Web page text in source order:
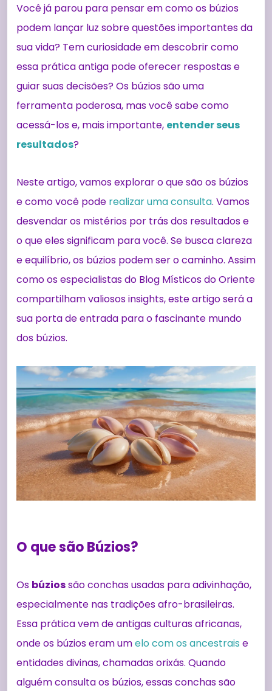
Você já parou para pensar em como os búzios
podem lançar luz sobre questões importantes da
sua vida? Tem curiosidade em descobrir como
essa prática antiga pode oferecer respostas e
guiar suas decisões? Os búzios são uma
ferramenta poderosa, mas você sabe como
acessá-los e, mais importante, entender seus
resultados?
Neste artigo, vamos explorar o que são os búzios
e como você pode realizar uma consulta. Vamos
desvendar os mistérios por trás dos resultados e
o que eles significam para você. Se busca clareza
e equilíbrio, os búzios podem ser o caminho. Assim
como os especialistas do Blog Místicos do Oriente
compartilham valiosos insights, este artigo será a
sua porta de entrada para o fascinante mundo
dos búzios.
O que são Búzios?
Os búziossão conchas usadas para adivinhação,
especialmente nas tradições afro-brasileiras.
Essa prática vem de antigas culturas africanas,
onde os búzios eram umelo com os ancestrais e
entidades divinas, chamadas orixás. Quando
alguém consulta os búzios, essas conchas são